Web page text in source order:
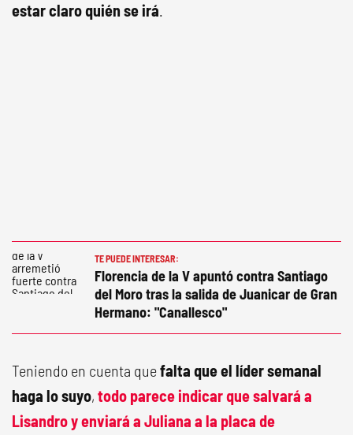
estar claro quién se irá.
TE PUEDE INTERESAR:
Florencia de la V apuntó contra Santiago
del Moro tras la salida de Juanicar de Gran
Hermano: "Canallesco"
Teniendo en cuenta quefalta que el líder semanal
haga lo suyo, todo parece indicar que salvará a
Lisandro y enviará a Juliana a la placa de